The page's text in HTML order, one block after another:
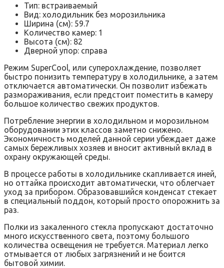
Тип: встраиваемый
Вид: холодильник без морозильника
Ширина (см): 59.7
Количество камер: 1
Высота (см): 82
Дверной упор: справа
Режим SuperCool, или суперохлаждение, позволяет
быстро понизить температуру в холодильнике, а затем
отключается автоматически. Он позволит избежать
размораживания, если предстоит поместить в камеру
большое количество свежих продуктов.
Потребление энергии в холодильном и морозильном
оборудовании этих классов заметно снижено.
Экономичность моделей данной серии убеждает даже
самых бережливых хозяев и вносит активный вклад в
охрану окружающей среды.
В процессе работы в холодильнике скапливается иней,
но оттайка происходит автоматически, что облегчает
уход за прибором. Образовавшийся конденсат стекает
в специальный поддон, который просто опорожнить за
раз.
Полки из закаленного стекла пропускают достаточно
много искусственного света, поэтому большого
количества освещения не требуется. Материал легко
отмывается от любых загрязнений и не боится
бытовой химии.